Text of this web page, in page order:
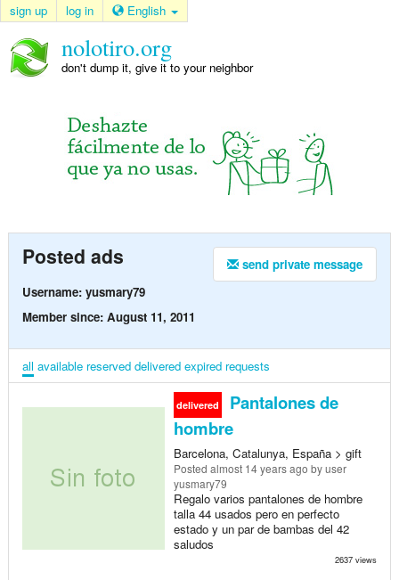
sign up log in English
nolotiro.org
don't dump it, give it to your neighbor
send private message
Posted ads
Username: yusmary79
Member since: August 11, 2011
all available reserved delivered expired requests
delivered
Pantalones de
hombre
Barcelona, Catalunya, España > gift
Posted almost 14 years ago by user
yusmary79
Regalo varios pantalones de hombre
talla 44 usados pero en perfecto
estado y un par de bambas del 42
saludos
2637 views